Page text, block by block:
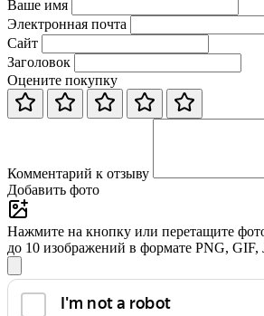
Ваше имя
Электронная почта
Сайт
Заголовок
Оцените покупку
Комментарий к отзыву
Добавить фото
Нажмите на кнопку или перетащите
до 10 изображений в формате PNG, GIF,